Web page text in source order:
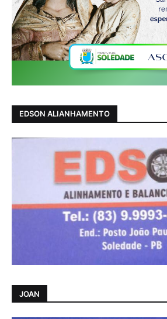
EDSON ALIANHAMENTO
JOAN